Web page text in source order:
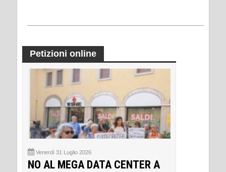
Petizioni online
Venerdì 31 Luglio 2026
NO AL MEGA DATA CENTER A